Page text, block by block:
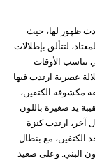
ظهور لها، حيث
لتتألق بإطلالات
تناسب الأوقات
عصرية ارتدت فيها
مكشوفة الكتفين،
يد صغيرة باللون
آخر، ارتدت كنزة
الكتفين، مع بنطال
البني. وعلى صعيد